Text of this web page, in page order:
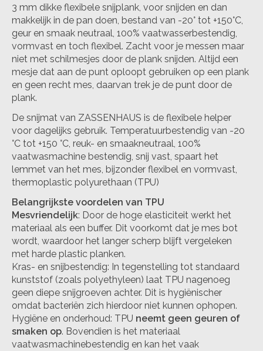
3 mm dikke flexibele snijplank, voor snijden en dan
makkelijk in de pan doen, bestand van -20° tot +150°C,
geur en smaak neutraal, 100% vaatwasserbestendig,
vormvast en toch flexibel. Zacht voor je messen maar
niet met schilmesjes door de plank snijden. Altijd een
mesje dat aan de punt oploopt gebruiken op een plank
en geen recht mes, daarvan trek je de punt door de
plank.
De snijmat van ZASSENHAUS is de flexibele helper
voor dagelijks gebruik. Temperatuurbestendig van -20
°C tot +150 °C, reuk- en smaakneutraal, 100%
vaatwasmachine bestendig, snij vast, spaart het
lemmet van het mes, bijzonder flexibel en vormvast,
thermoplastic polyurethaan (TPU)
Belangrijkste voordelen van TPU
Mesvriendelijk: Door de hoge elasticiteit werkt het
materiaal als een buffer. Dit voorkomt dat je mes bot
wordt, waardoor het langer scherp blijft vergeleken
met harde plastic planken.
Kras- en snijbestendig: In tegenstelling tot standaard
kunststof (zoals polyethyleen) laat TPU nagenoeg
geen diepe snijgroeven achter. Dit is hygiënischer
omdat bacteriën zich hierdoor niet kunnen ophopen.
Hygiëne en onderhoud: TPU neemt geen geuren of
smaken op. Bovendien is het materiaal
vaatwasmachinebestendig en kan het vaak